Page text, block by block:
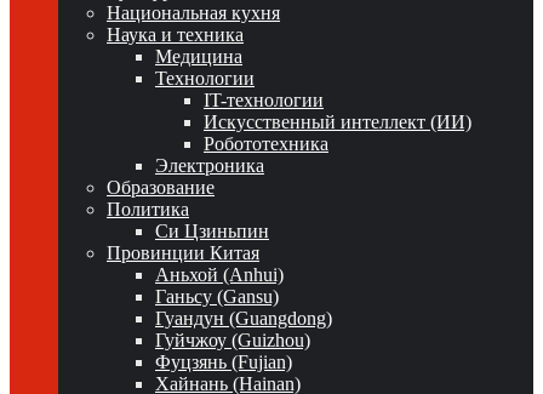
Национальная кухня
Наука и техника
Медицина
Технологии
IT-технологии
Искусственный интеллект (ИИ)
Робототехника
Электроника
Образование
Политика
Си Цзиньпин
Провинции Китая
Аньхой (Anhui)
Ганьсу (Gansu)
Гуандун (Guangdong)
Гуйчжоу (Guizhou)
Фуцзянь (Fujian)
Хайнань (Hainan)